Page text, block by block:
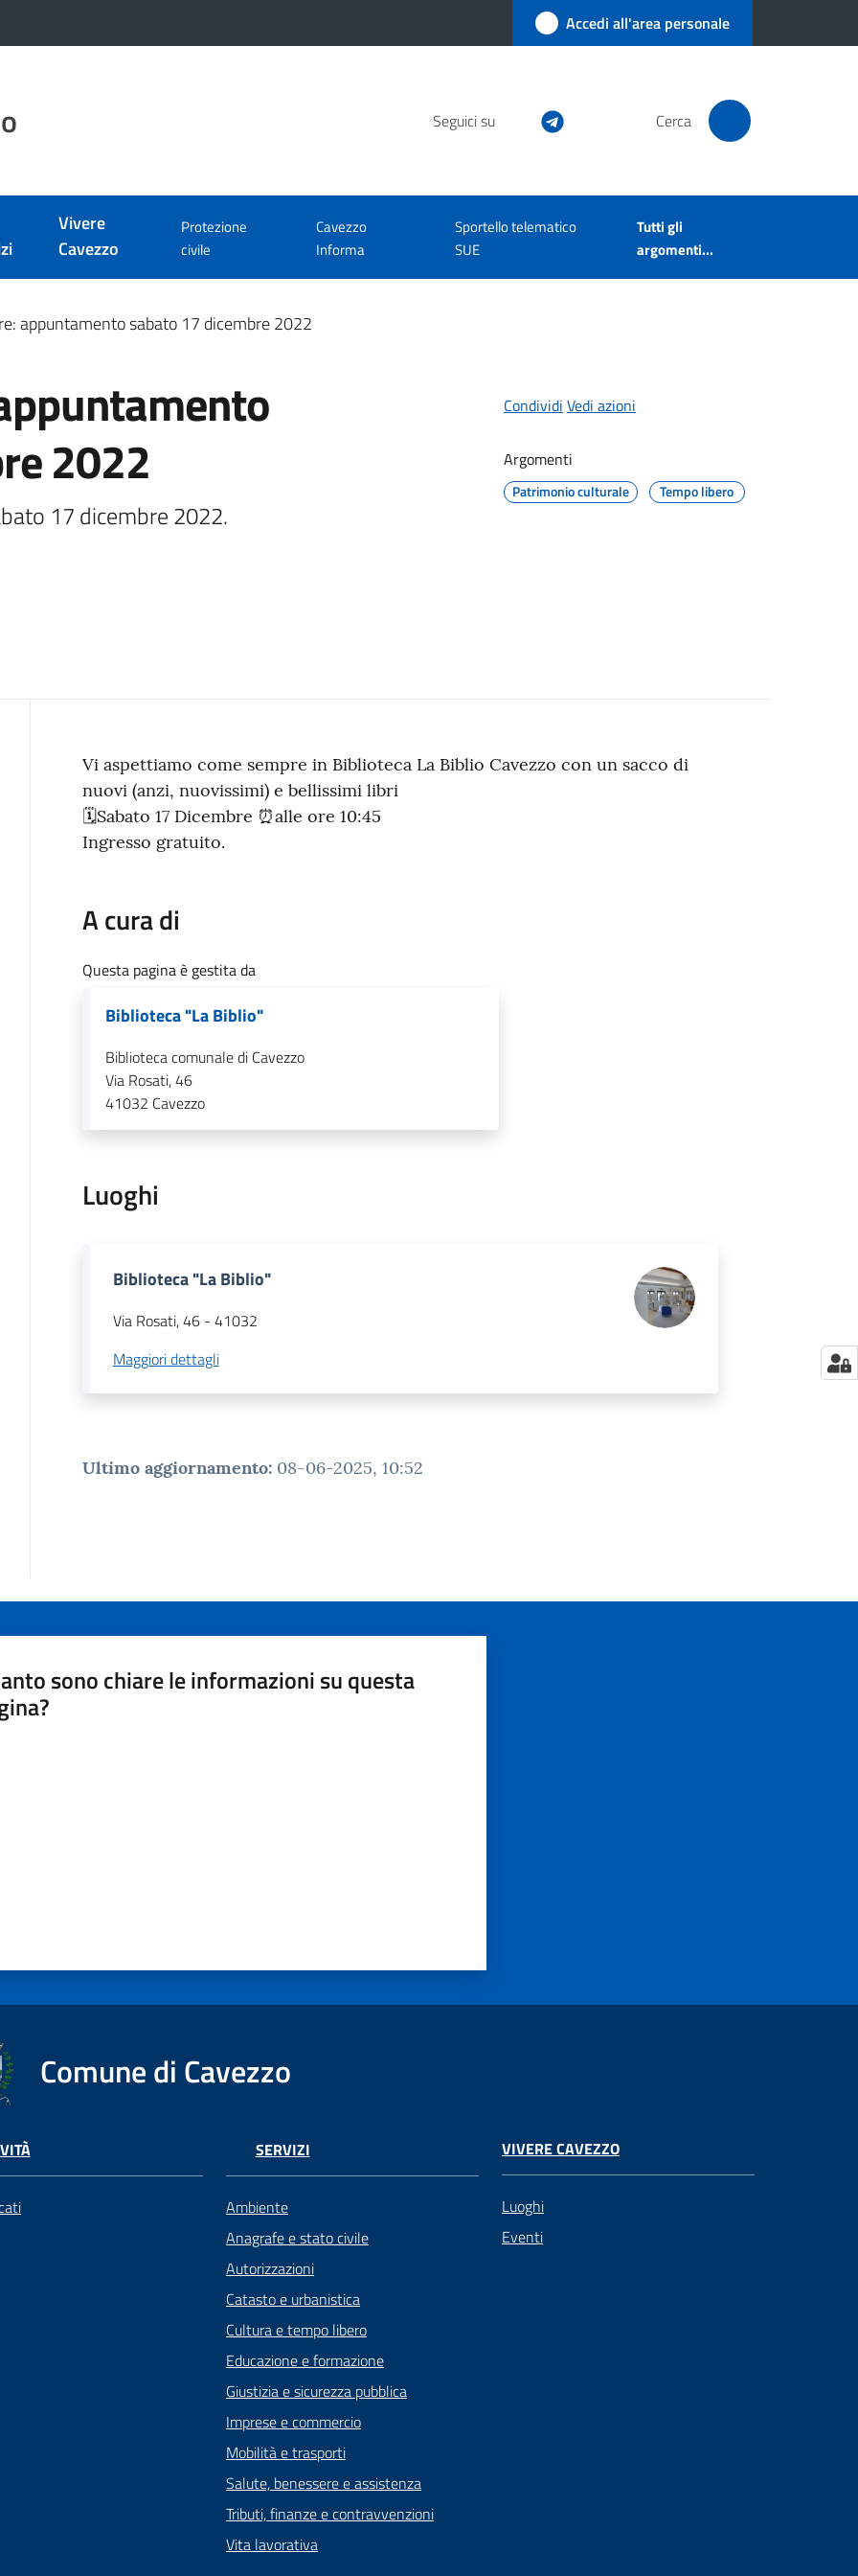
Accedi all'area personale
Seguici su Cerca
Vivere
Cavezzo
Protezione
civile
Cavezzo
Informa
Sportello telematico
SUE
Tutti gli
argomenti...
appuntamento sabato 17 dicembre 2022
2022
17 dicembre 2022.
Condividi Vedi azioni
Argomenti
Patrimonio culturale Tempo libero
Contenuto
Vi aspettiamo come sempre in Biblioteca La Biblio Cavezzo con un sacco di
nuovi (anzi, nuovissimi) e bellissimi libri
🗓️Sabato 17 Dicembre ⏰alle ore 10:45
Ingresso gratuito.
A cura di
Questa pagina è gestita da
Biblioteca "La Biblio"
Biblioteca comunale di Cavezzo
Via Rosati, 46
41032 Cavezzo
Luoghi
Biblioteca "La Biblio"
Via Rosati, 46- 41032
Maggiori dettagli
Ultimo aggiornamento: 08-06-2025, 10:52
sono chiare le informazioni su questa
Comune di Cavezzo
SERVIZI
Ambiente
Anagrafe e stato civile
Autorizzazioni
Catasto e urbanistica
Cultura e tempo libero
Educazione e formazione
Giustizia e sicurezza pubblica
Imprese e commercio
Mobilità e trasporti
Salute, benessere e assistenza
Tributi, finanze e contravvenzioni
Vita lavorativa
VIVERE CAVEZZO
Luoghi
Eventi